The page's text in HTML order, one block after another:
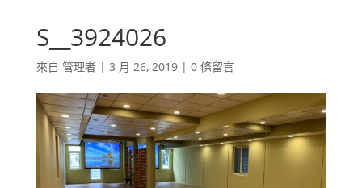
S__3924026
來自 管理者| 3 月 26, 2019| 0 條留言